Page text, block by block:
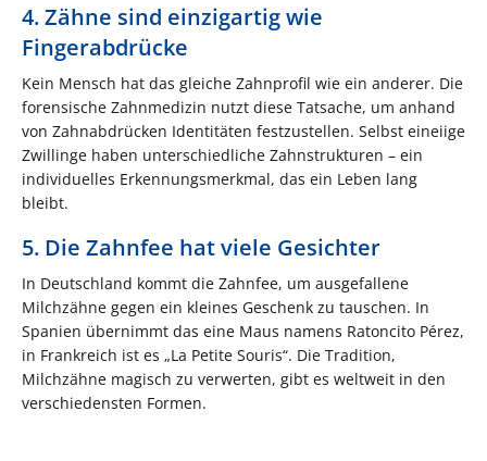
4. Zähne sind einzigartig wie
Fingerabdrücke
Kein Mensch hat das gleiche Zahnprofil wie ein anderer. Die
forensische Zahnmedizin nutzt diese Tatsache, um anhand
von Zahnabdrücken Identitäten festzustellen. Selbst eineiige
Zwillinge haben unterschiedliche Zahnstrukturen – ein
individuelles Erkennungsmerkmal, das ein Leben lang
bleibt.
5. Die Zahnfee hat viele Gesichter
In Deutschland kommt die Zahnfee, um ausgefallene
Milchzähne gegen ein kleines Geschenk zu tauschen. In
Spanien übernimmt das eine Maus namens Ratoncito Pérez,
in Frankreich ist es „La Petite Souris“. Die Tradition,
Milchzähne magisch zu verwerten, gibt es weltweit in den
verschiedensten Formen.